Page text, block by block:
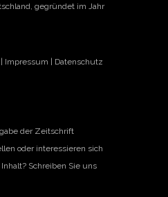
gegründet im Jahr
Impressum | Datenschutz
der Zeitschrift
oder interessieren sich
Schreiben Sie uns